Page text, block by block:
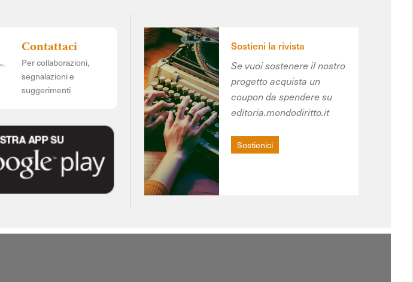
Contattaci
Per collaborazioni,
segnalazioni e
suggerimenti
Sostieni la rivista
Se vuoi sostenere il nostro
progetto acquista un
coupon da spendere su
editoria.mondodiritto.it
Sostienici